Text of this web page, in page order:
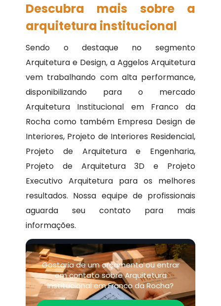
Descubra mais sobre a
arquitetura institucional
Sendo o destaque no segmento
Arquitetura e Design, a Aggelos Arquitetura
vem trabalhando com alta performance,
disponibilizando para o mercado
Arquitetura Institucional em Franco da
Rocha como também Empresa Design de
Interiores, Projeto de Interiores Residencial,
Projeto de Arquitetura e Engenharia,
Projeto de Arquitetura 3D e Projeto
Executivo Arquitetura para os melhores
resultados. Nossa equipe de profissionais
aguarda seu contato para mais
informações.
Gostaria de um orçamento ou entrar
em contato sobre Arquitetura
Institucional em Franco da Rocha?